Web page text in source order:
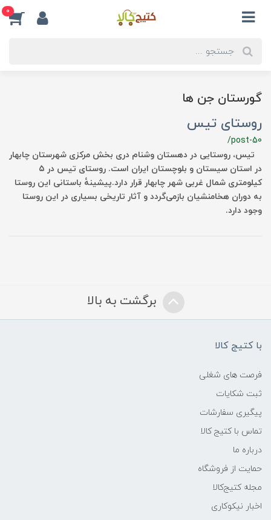
0
گورستان جن ها
روستای تیس
/post-50
تیس، روستایی در دهستان وشنام دری بخش مرکزی شهرستان چابهار
در استان سیستان و بلوچستان ایران است. روستای تیس در ۵
کیلومتری شمال غربی شهر چابهار قرار دارد.پیشینهٔ باستانی این روستا
به دوران هخامنشیان بازمی‌گردد و آثار تاریخی بسیاری در این روستا
وجود دارد.
برگشت به بالا
با کتیج کالا
فرصت های شغلی
ثبت شکایات
پیگیری سفارشات
تماس با کتیج کالا
درباره ما
حمایت از فروشگاه
مجله کتیج‌کالا
اخبار نیکوکاری